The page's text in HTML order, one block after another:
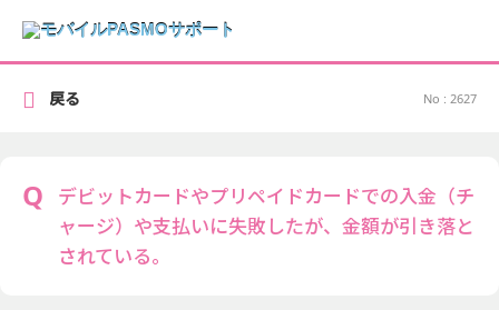
No : 2627
デビットカードやプリペイドカードでの入金（チ
ャージ）や支払いに失敗したが、金額が引き落と
されている。
戻る